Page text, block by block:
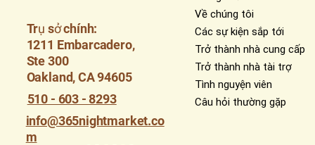
Trụ sở chính:
1211 Embarcadero,
Ste 300
Oakland, CA 94605
510 - 603 - 8293
info@365nightmarket.co
m
Về chúng tôi
Các sự kiện sắp tới
Trở thành nhà cung cấp
Trở thành nhà tài trợ
Tình nguyện viên
Câu hỏi thường gặp